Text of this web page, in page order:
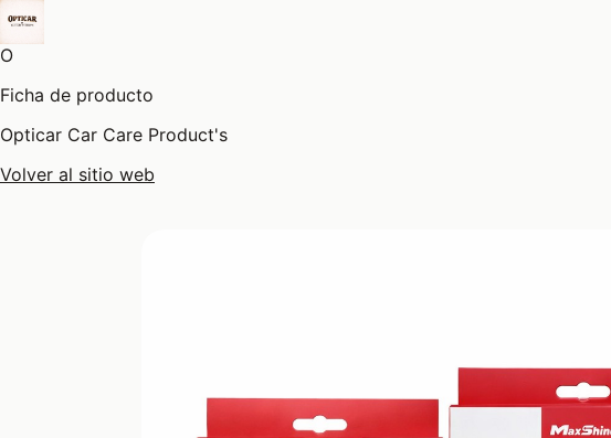
O
Ficha de producto
Opticar Car Care Product's
Volver al sitio web